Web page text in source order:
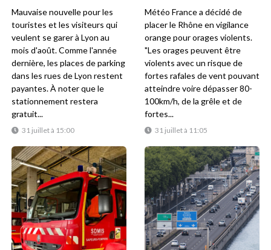
31 juillet à 15:00
Mauvaise nouvelle pour les
touristes et les visiteurs qui
veulent se garer à Lyon au
mois d'août. Comme l'année
dernière, les places de parking
dans les rues de Lyon restent
payantes. À noter que le
stationnement restera
gratuit...
31 juillet à 11:05
Météo France a décidé de
placer le Rhône en vigilance
orange pour orages violents.
"Les orages peuvent être
violents avec un risque de
fortes rafales de vent pouvant
atteindre voire dépasser 80-
100km/h, de la grêle et de
fortes...